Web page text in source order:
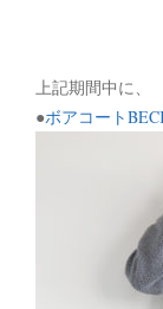
上記期間中に、
●ボアコート